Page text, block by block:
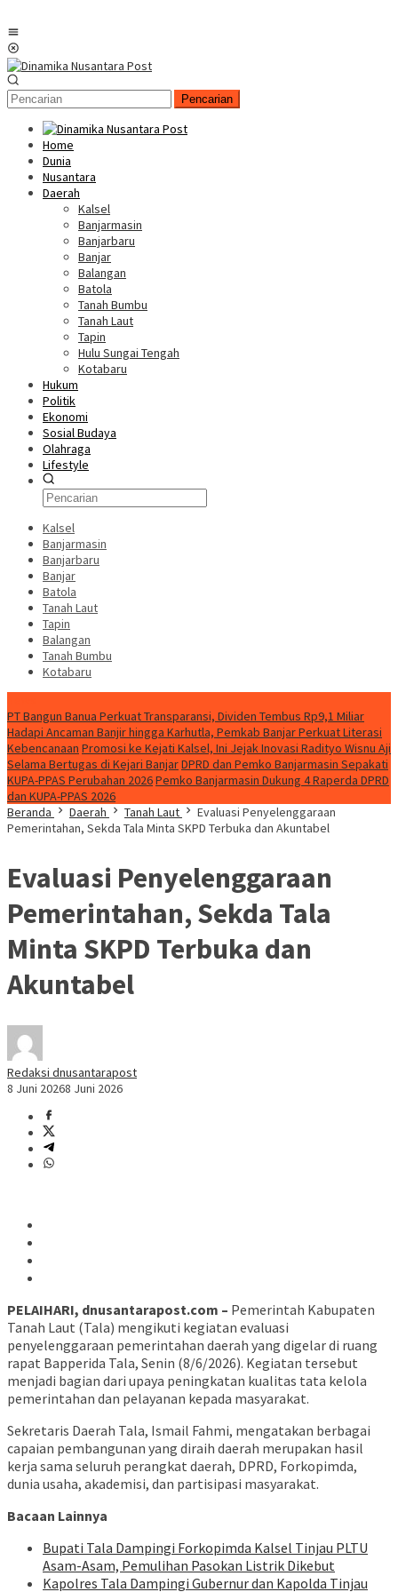
Pencarian
Home
Dunia
Nusantara
Daerah
Kalsel
Banjarmasin
Banjarbaru
Banjar
Balangan
Batola
Tanah Bumbu
Tanah Laut
Tapin
Hulu Sungai Tengah
Kotabaru
Hukum
Politik
Ekonomi
Sosial Budaya
Olahraga
Lifestyle
Kalsel
Banjarmasin
Banjarbaru
Banjar
Batola
Tanah Laut
Tapin
Balangan
Tanah Bumbu
Kotabaru
PT Bangun Banua Perkuat Transparansi, Dividen Tembus Rp9,1 Miliar
Hadapi Ancaman Banjir hingga Karhutla, Pemkab Banjar Perkuat Literasi
Kebencanaan Promosi ke Kejati Kalsel, Ini Jejak Inovasi Radityo Wisnu Aji
Selama Bertugas di Kejari BanjarDPRD dan Pemko Banjarmasin Sepakati
KUPA-PPAS Perubahan 2026Pemko Banjarmasin Dukung 4 Raperda DPRD
dan KUPA-PPAS 2026
Beranda
Daerah Tanah Laut
Evaluasi Penyelenggaraan
Pemerintahan, Sekda Tala Minta SKPD Terbuka dan Akuntabel
Evaluasi Penyelenggaraan
Pemerintahan, Sekda Tala
Minta SKPD Terbuka dan
Akuntabel
Redaksi dnusantarapost
8 Juni 20268 Juni 2026
PELAIHARI, dnusantarapost.com – Pemerintah Kabupaten
Tanah Laut (Tala) mengikuti kegiatan evaluasi
penyelenggaraan pemerintahan daerah yang digelar di ruang
rapat Bapperida Tala, Senin (8/6/2026). Kegiatan tersebut
menjadi bagian dari upaya peningkatan kualitas tata kelola
pemerintahan dan pelayanan kepada masyarakat.
Sekretaris Daerah Tala, Ismail Fahmi, mengatakan berbagai
capaian pembangunan yang diraih daerah merupakan hasil
kerja sama seluruh perangkat daerah, DPRD, Forkopimda,
dunia usaha, akademisi, dan partisipasi masyarakat.
Bacaan Lainnya
Bupati Tala Dampingi Forkopimda Kalsel Tinjau PLTU
Asam-Asam, Pemulihan Pasokan Listrik Dikebut
Kapolres Tala Dampingi Gubernur dan Kapolda Tinjau